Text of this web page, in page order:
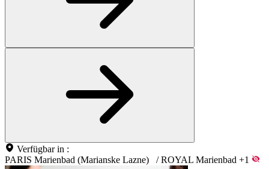
Verfügbar in :
PARIS Marienbad (Marianske Lazne)
/ ROYAL Marienbad +1